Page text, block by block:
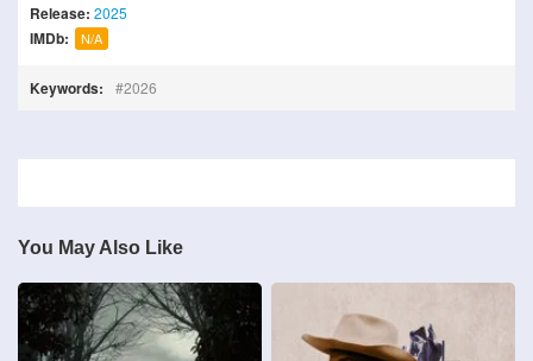
Release: 2025
IMDb: N/A
Keywords: 2026
You May Also Like